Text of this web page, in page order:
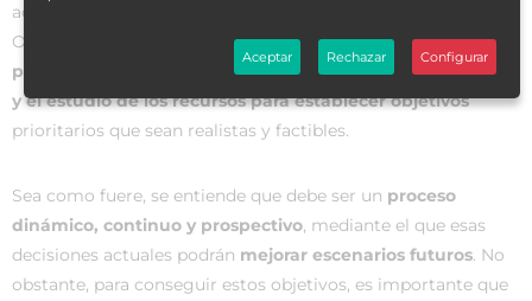
acciones para alcanzar objetivos de salud. Por otro lado, la
OMS la define como el proceso ordenado dedefinir
problemas de salud
, identificar necesidades nosatisfechas
y el estudio de los recursos para establecer objetivos
prioritarios que sean realistas y factibles.
Sea como fuere, se entiende que debe ser un proceso
dinámico, continuo y prospectivo, mediante el que esas
decisiones actuales podrán mejorar escenarios futuros. No
obstante, para conseguir estos objetivos, es importante que
Aceptar Rechazar Configurar